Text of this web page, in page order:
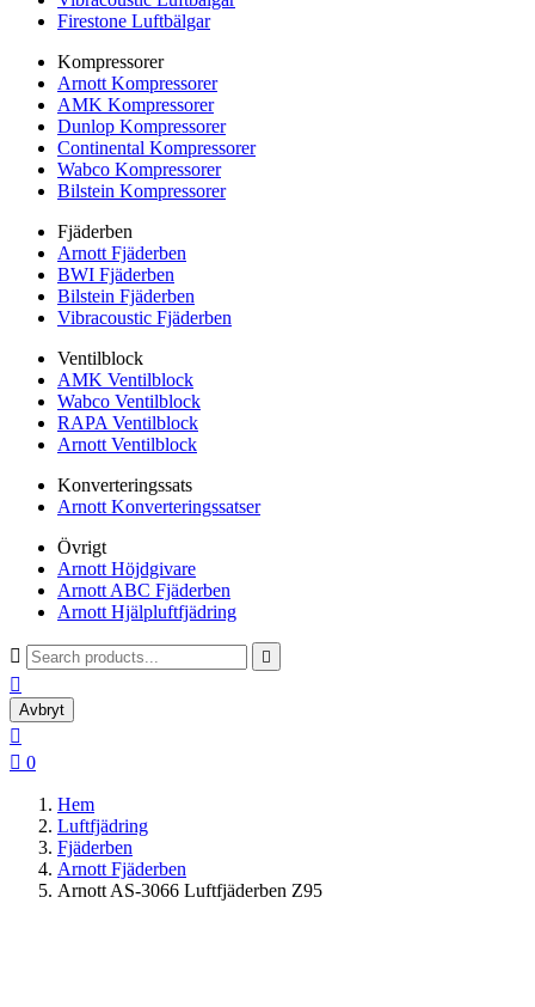
Firestone Luftbälgar
Kompressorer
Arnott Kompressorer
AMK Kompressorer
Dunlop Kompressorer
Continental Kompressorer
Wabco Kompressorer
Bilstein Kompressorer
Fjäderben
Arnott Fjäderben
BWI Fjäderben
Bilstein Fjäderben
Vibracoustic Fjäderben
Ventilblock
AMK Ventilblock
Wabco Ventilblock
RAPA Ventilblock
Arnott Ventilblock
Konverteringssats
Arnott Konverteringssatser
Övrigt
Arnott Höjdgivare
Arnott ABC Fjäderben
Arnott Hjälpluftfjädring
 

Avbryt

 0
Hem
Luftfjädring
Fjäderben
Arnott Fjäderben
Arnott AS-3066 Luftfjäderben Z95